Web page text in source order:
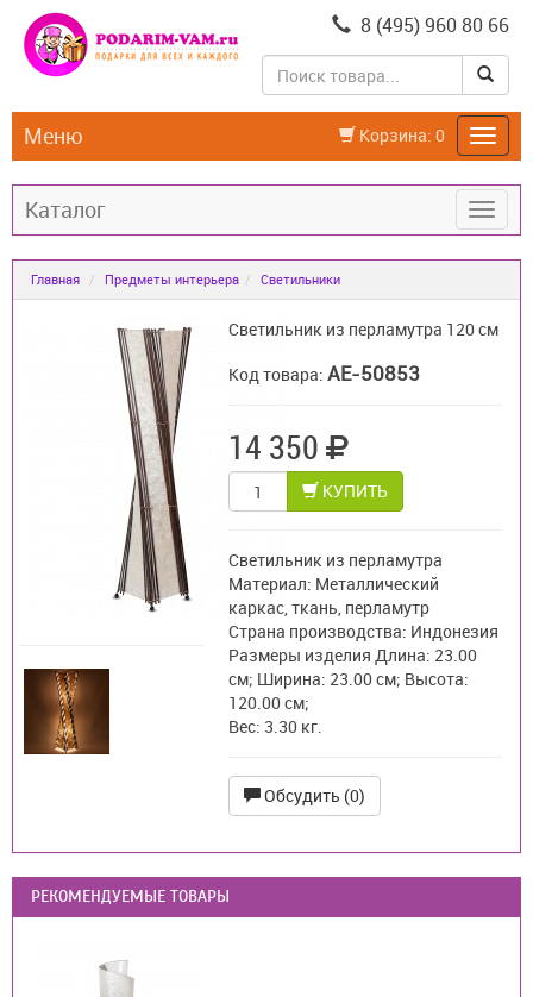
8 (495) 960 80 66
Корзина: 0
Меню
Каталог
Главная Предметы интерьера Светильники
Светильник из перламутра 120 см
Код товара:AE-50853
14 350
КУПИТЬ
Светильник из перламутра
Материал: Металлический
каркас, ткань, перламутр
Страна производства: Индонезия
Размеры изделия Длина: 23.00
см; Ширина: 23.00 см; Высота:
120.00 см;
Вес: 3.30 кг.
Обсудить (0)
РЕКОМЕНДУЕМЫЕ ТОВАРЫ